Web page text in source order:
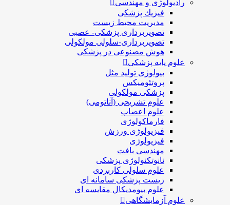
رادیولوژی و مهندسی
فيزيك پزشکی
مدیریت محیط زیست
تصویربرداری پزشکی- عصبی
تصویربرداری-سلولی مولکولی
هوش مصنوعی در پزشکی
علوم پایه پزشکی
بیولوژی تولید مثل
پروتئومیکس
پزشکی مولکولی
علوم تشریحی (آناتومی)
علوم اعصاب
فارماکولوژی
فیزیولوژی ورزش
فیزیولوژی
مهندسی بافت
نانوتکنولوژی پزشکی
علوم سلولی کاربردی
زیست پزشکی سامانه ای
علوم بیومدیکال مقایسه ای
علوم آزمایشگاهی